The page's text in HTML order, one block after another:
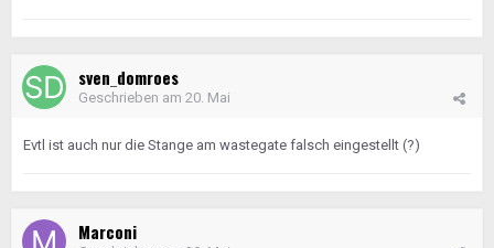
sven_domroes
Geschrieben am 20. Mai
Evtl ist auch nur die Stange am wastegate falsch eingestellt (?)
Marconi